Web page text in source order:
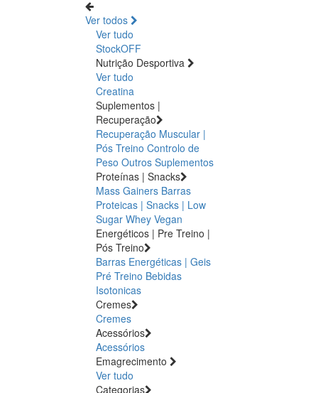
Ver todos
Ver tudo
StockOFF
Nutrição Desportiva
Ver tudo
Creatina
Suplementos |
Recuperação
Recuperação Muscular |
Pós Treino Controlo de
Peso Outros Suplementos
Proteínas | Snacks
Mass Gainers Barras
Proteicas | Snacks | Low
Sugar Whey Vegan
Energéticos | Pre Treino |
Pós Treino
Barras Energéticas | Geis
Pré Treino Bebidas
Isotonicas
Cremes
Cremes
Acessórios
Acessórios
Emagrecimento
Ver tudo
Categorias